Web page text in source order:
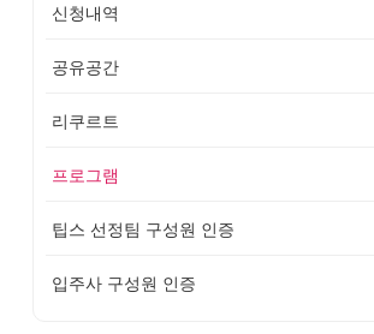
신청내역
공유공간
리쿠르트
프로그램
팁스 선정팀 구성원 인증
입주사 구성원 인증